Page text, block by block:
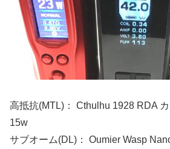
高抵抗(MTL)： Cthulhu 1928 RDA
15w
サブオーム(DL)： Oumier Wasp